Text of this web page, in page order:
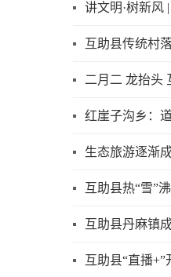
讲文明·树新风
互助县传统村
二月二 龙抬头
红崖子沟乡：
生态旅游逐渐
互助县热“雪”
互助县丹麻镇
互助县“直播